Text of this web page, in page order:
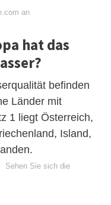
an
hat das
befinden
Länder mit
1 liegt Österreich,
Island,
Sehen Sie sich die